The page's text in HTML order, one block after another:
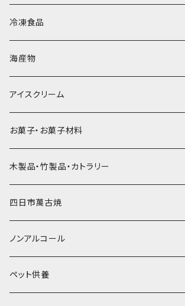
直径65mm
砕氷
氷河の氷
氷アイテム
無果汁1Lパック
無添加瓶シロップ
かき氷カップ
発泡スチロール無地-使い捨て
発泡スチロールプリント柄
かき氷スプーン・スプーンストロー
プラスチック・スプーン
プラスチック・スプーンストロー
コンデンスミルク・練乳・あんこ
かき氷セット
その他かき氷用品
ドライアイス4ｋｇ
ドライアイス5ｋｇ
ドライアイス8ｋｇ
ドライアイス10ｋｇ
ドライアイス15ｋｇ
ドライアイス20ｋｇ
ドライアイス25ｋｇ
オンザロック・グラス
ビール・グラス
タンブラー
かき氷器
冷凍食品
肉まん・あんまん
パスタ・スパゲッティ
惣菜
海産物
アイスクリーム
お菓子・お菓子材料
木製品・竹製品・カトラリー
四日市萬古焼
土鍋・土釜
一般土鍋
皿・椀・丼・小物
ノンアルコール
ペット供養